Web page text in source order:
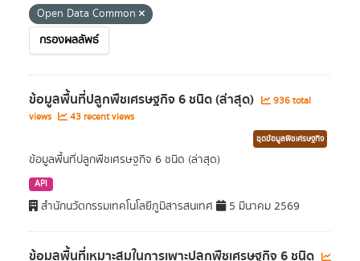
Open Data Common
กรองผลลัพธ์
ข้อมูลพื้นที่ปลูกพืชเศรษฐกิจ 6 ชนิด (ล่าสุด)
936 total
views
43 recent views
ชุดข้อมูลพืชเศรษฐกิจ
ข้อมูลพื้นที่ปลูกพืชเศรษฐกิจ 6 ชนิด (ล่าสุด)
API
สำนักนวัตกรรมเทคโนโลยีภูมิสารสนเทศ 5 มีนาคม 2569
ข้อมูลพื้นที่เหมาะสมในการเพาะปลูกพืชเศรษฐกิจ 6 ชนิด